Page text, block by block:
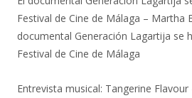
Festival de Cine de Málaga – Martha
documental Generación Lagartija se
Festival de Cine de Málaga
Entrevista musical: Tangerine